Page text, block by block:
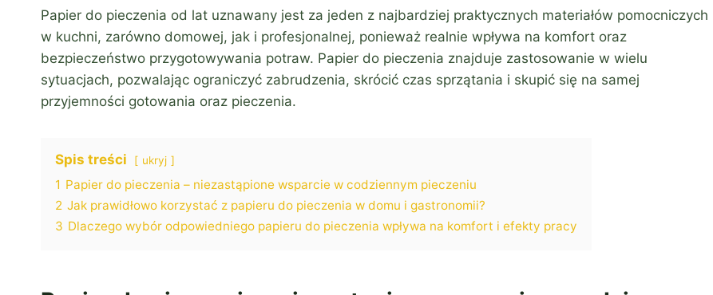
Papier do pieczenia od lat uznawany jest za jeden z najbardziej praktycznych materiałów pomocniczych
w kuchni, zarówno domowej, jak i profesjonalnej, ponieważ realnie wpływa na komfort oraz
bezpieczeństwo przygotowywania potraw. Papier do pieczenia znajduje zastosowanie w wielu
sytuacjach, pozwalając ograniczyć zabrudzenia, skrócić czas sprzątania i skupić się na samej
przyjemności gotowania oraz pieczenia.
Spis treści ukryj
1 Papier do pieczenia – niezastąpione wsparcie w codziennym pieczeniu
2 Jak prawidłowo korzystać z papieru do pieczenia w domu i gastronomii?
3 Dlaczego wybór odpowiedniego papieru do pieczenia wpływa na komfort i efekty pracy